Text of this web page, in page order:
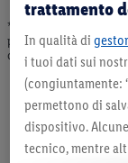
* Offerta valida fino ad
prodotti qui reclamizzati,
dell’assortimento. Ill.
trattamento
In qualità di
i tuoi dati sui
(congiuntamente:
permettono di
dispositivo.
tecnico, mentre